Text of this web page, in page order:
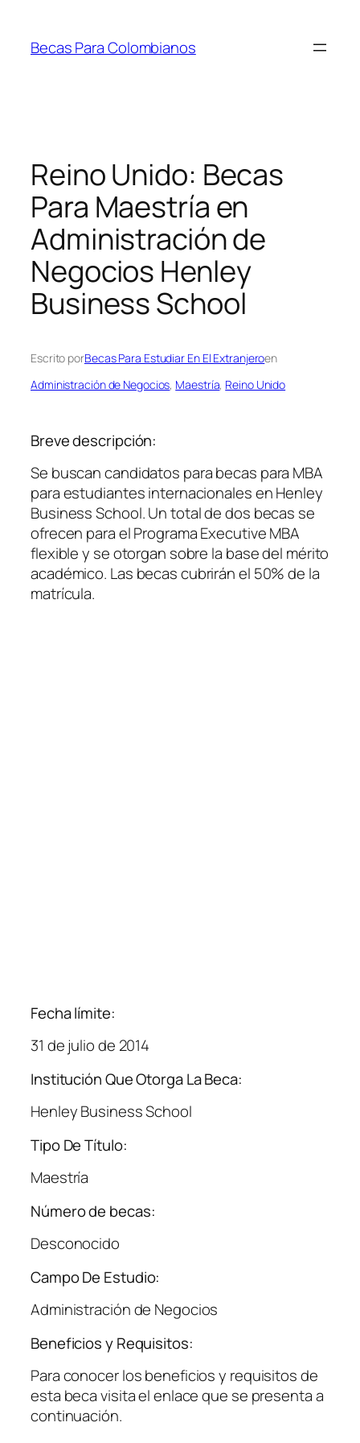
contenido
Becas Para Colombianos
Reino Unido: Becas
Para Maestría en
Administración de
Negocios Henley
Business School
Escrito porBecas Para Estudiar En El Extranjeroen
Administración de Negocios, Maestría, Reino Unido
Breve descripción:
Se buscan candidatos para becas para MBA
para estudiantes internacionales en Henley
Business School. Un total de dos becas se
ofrecen para el Programa Executive MBA
flexible y se otorgan sobre la base del mérito
académico. Las becas cubrirán el 50% de la
matrícula.
Fecha límite:
31 de julio de 2014
Institución Que Otorga La Beca:
Henley Business School
Tipo De Título:
Maestría
Número de becas:
Desconocido
Campo De Estudio:
Administración de Negocios
Beneficios y Requisitos:
Para conocer los beneficios y requisitos de
esta beca visita el enlace que se presenta a
continuación.